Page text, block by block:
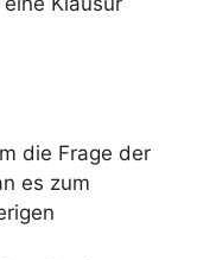
die Frage der
es zum